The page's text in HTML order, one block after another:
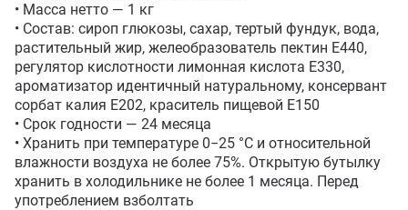
• Масса нетто — 1 кг
• Состав: сироп глюкозы, сахар, тертый фундук, вода,
растительный жир, желеобразователь пектин Е440,
регулятор кислотности лимонная кислота Е330,
ароматизатор идентичный натуральному, консервант
сорбат калия Е202, краситель пищевой Е150
• Срок годности — 24 месяца
• Хранить при температуре 0−25 °С и относительной
влажности воздуха не более 75%. Открытую бутылку
хранить в холодильнике не более 1 месяца. Перед
употреблением взболтать